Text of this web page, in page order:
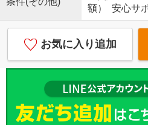
額） 安心サ
お気に入り追加